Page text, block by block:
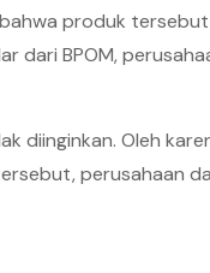
produk
dari BPOM,
diinginkan. Oleh
perusahaan